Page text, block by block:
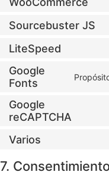
Sourcebuster JS
LiteSpeed
Google
Fonts
Google
reCAPTCHA
Varios
7.